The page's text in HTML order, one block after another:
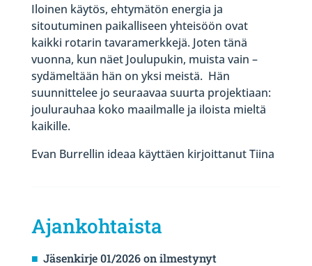
Iloinen käytös, ehtymätön energia ja
sitoutuminen paikalliseen yhteisöön ovat
kaikki rotarin tavaramerkkejä. Joten tänä
vuonna, kun näet Joulupukin, muista vain –
sydämeltään hän on yksi meistä. Hän
suunnittelee jo seuraavaa suurta projektiaan:
joulurauhaa koko maailmalle ja iloista mieltä
kaikille.
Evan Burrellin ideaa käyttäen kirjoittanut Tiina
Ajankohtaista
Jäsenkirje 01/2026 on ilmestynyt